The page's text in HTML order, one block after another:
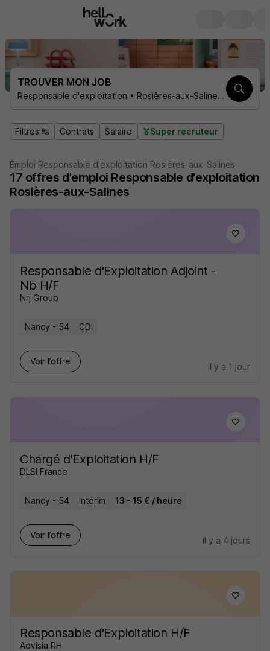
TROUVER MON JOB
Responsable d'exploitation • Rosières-aux-Salines 54110
Filtres Contrats Salaire Super recruteur
Emploi Responsable d'exploitation Rosières-aux-Salines
17 offres d'emploi Responsable d'exploitation
Rosières-aux-Salines
Responsable d'Exploitation Adjoint -
Nb H/F
Nrj Group
Nancy - 54 CDI
Voir l’offre
il y a 1 jour
Chargé d'Exploitation H/F
DLSI France
Nancy - 54 Intérim 13 - 15 € / heure
Voir l’offre
il y a 4 jours
Responsable d'Exploitation H/F
Advisia RH